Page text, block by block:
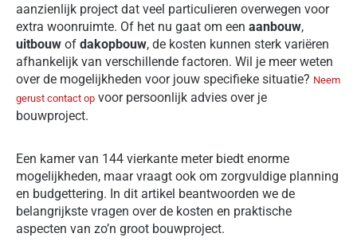
aanzienlijk project dat veel particulieren overwegen voor
extra woonruimte. Of het nu gaat om een aanbouw,
uitbouw of dakopbouw, de kosten kunnen sterk variëren
afhankelijk van verschillende factoren. Wil je meer weten
over de mogelijkheden voor jouw specifieke situatie? Neem
gerust contact op voor persoonlijk advies over je
bouwproject.
Een kamer van 144 vierkante meter biedt enorme
mogelijkheden, maar vraagt ook om zorgvuldige planning
en budgettering. In dit artikel beantwoorden we de
belangrijkste vragen over de kosten en praktische
aspecten van zo’n groot bouwproject.